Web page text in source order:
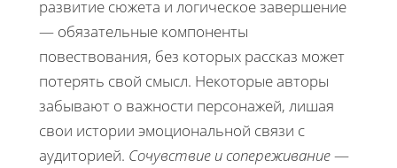
развитие сюжета и логическое завершение
— обязательные компоненты
повествования, без которых рассказ может
потерять свой смысл. Некоторые авторы
забывают о важности персонажей, лишая
свои истории эмоциональной связи с
аудиторией. Сочувствие и сопереживание—